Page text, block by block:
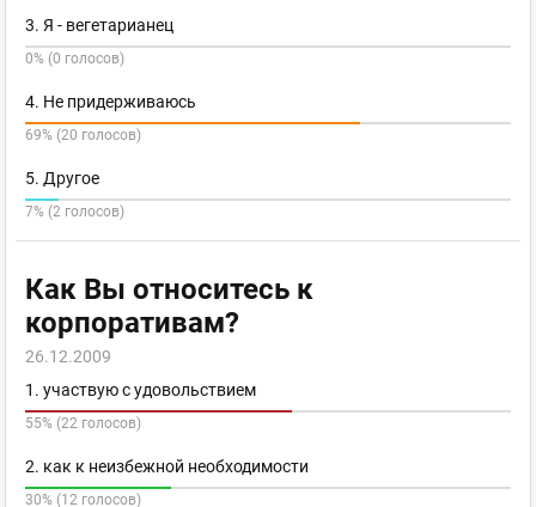
3. Я - вегетарианец
0% (0 голосов)
4. Не придерживаюсь
69% (20 голосов)
5. Другое
7% (2 голосов)
Как Вы относитесь к
корпоративам?
26.12.2009
1. участвую с удовольствием
55% (22 голосов)
2. как к неизбежной необходимости
30% (12 голосов)